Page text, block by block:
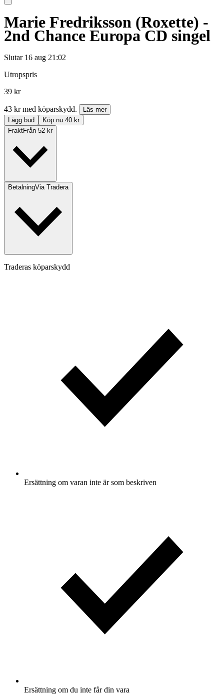
Marie Fredriksson (Roxette) -
2nd Chance Europa CD singel
Slutar 16 aug 21:02
Utropspris
39 kr
43 kr med köparskydd.
Läs mer
Lägg bud
Köp nu 40 kr
FraktFrån 52 kr
BetalningVia Tradera
Traderas köparskydd
Ersättning om varan inte är som beskriven
Ersättning om du inte får din vara